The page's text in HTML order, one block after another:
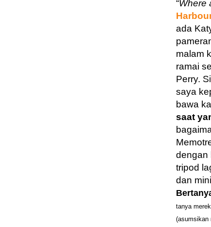
“Where
ada
malam
ramai
Perry.
saya
bawa
saat
dengan
tripod
dan
tanya
(asumsikan